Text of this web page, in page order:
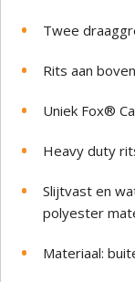
Twee
Rits aan
Uniek Fox®
Heavy duty
Slijtvast en
polyester
Materiaal: